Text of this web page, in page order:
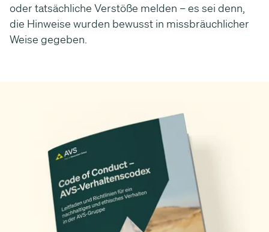
oder tatsächliche Verstöße melden – es sei denn,
die Hinweise wurden bewusst in missbräuchlicher
Weise gegeben.